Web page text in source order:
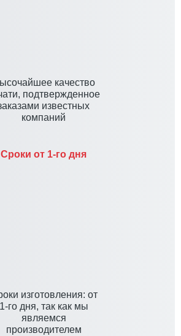
качество
подтвержденное
известных
компаний
Сроки от 1-го дня
изготовления: от
1-го дня, так как мы
являемся
производителем